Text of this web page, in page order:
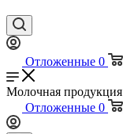
Отложенные 0
Молочная продукция
Отложенные 0